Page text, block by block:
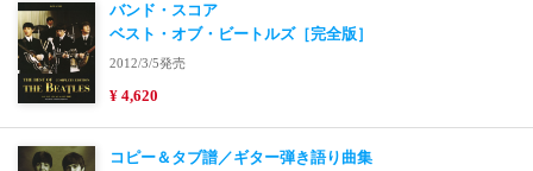
バンド・スコア
ベスト・オブ・ビートルズ［完全版］
2012/3/5発売
¥ 4,620
コピー＆タブ譜／ギター弾き語り曲集